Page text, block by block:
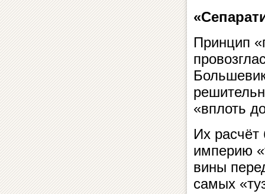
Принцип
«вплоть
Их расчёт
империю
вины
самых